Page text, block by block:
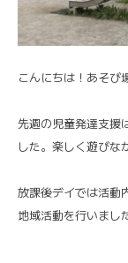
こんにちは！あそ
先週の児童発達支援
した。楽しく遊びな
放課後デイでは活動
地域活動を行いまし